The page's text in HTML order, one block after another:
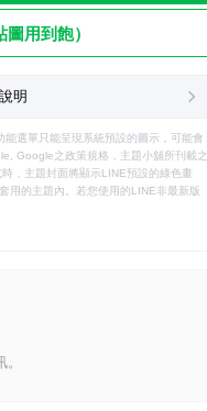
用到飽）
明
選單只能呈現系統預設的圖示，可能會
Google之政策規格，主題小舖所刊載之
，主題封面將顯示LINE預設的綠色畫
用的主題內。若您使用的LINE非最新版